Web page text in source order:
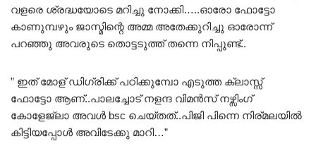
വളരെ ശ്രദ്ധയോടെ മറിച്ചു നോക്കി…..ഓരോ ഫോട്ടോ
കാണുമ്പഴും ജാസ്മിന്റെ അമ്മ അതേക്കുറിച്ചു ഓരോന്ന്
പറഞ്ഞു അവരുടെ തൊട്ടടുത്ത് തന്നെ നിപ്പുണ്ട്..
” ഇത്‌ മോള് ഡിഗ്രിക്ക് പഠിക്കുമ്പോ എടുത്ത ക്ലാസ്സ്‌
ഫോട്ടോ ആണ്..പാലച്ചോട് നളന്ദ വിമൻസ് നഴ്സിംഗ്
കോളേജ്ലാ അവൾ bsc ചെയ്തത്..പിജി പിന്നെ നിര്മലയിൽ
കിട്ടിയപ്പോൾ അവിടേക്കു മാറി…”